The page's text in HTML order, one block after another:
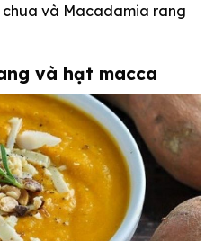
chua và Macadamia rang
và hạt macca